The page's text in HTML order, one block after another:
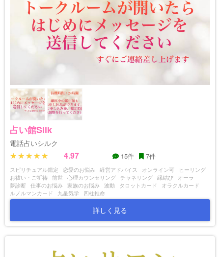
占い館Silk
電話占いシルク
4.97 15件 7件
スピリチュアル鑑定 恋愛のお悩み 経営アドバイス オンライン可
ヒーリング
お祓い・ご祈祷 前世 心理カウンセリング チャネリング 縁結び
オーラ
夢診断 仕事のお悩み 家族のお悩み 波動 タロットカード
オラクルカード
ルノルマンカード
九星気学 四柱推命
詳しく見る